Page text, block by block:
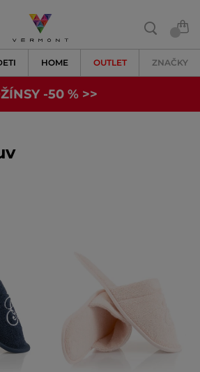
HOME OUTLET ZNAČKY
-50 % >>